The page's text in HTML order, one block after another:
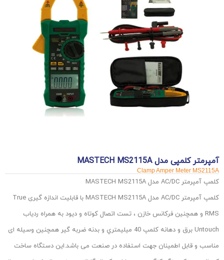
آمپرمتر کلمپی مدل MASTECH MS2115A
Clamp Amper Meter MS2115A
کلمپ آمپرمتر AC/DC مدل MASTECH MS2115A
کلمپ آمپرمتر AC/DC مدل MASTECH MS2115A با قابلیت اندازه گیری True
RMS و همچنین فرکانس خازن ، تست اتصال کوتاه و دیود به همراه ردیاب
Untouch برق و دهانه کلمپ 40 ميليمتري و بدنه ضربه گير همچنین وسیله ای
مناسب و قابل اطمینان جهت استفاده در صنعت می باشد.این دستگاه ساخت